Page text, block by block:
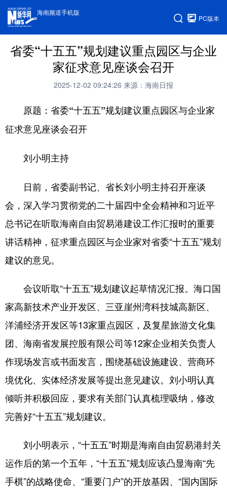
海南频道手机版
PC版本
省委“十五五”规划建议重点园区与企业
家征求意见座谈会召开
2025-12-02 09:24:26 来源：海南日报
原题：省委“十五五”规划建议重点园区与企业家
征求意见座谈会召开
刘小明主持
日前，省委副书记、省长刘小明主持召开座谈
会，深入学习贯彻党的二十届四中全会精神和习近平
总书记在听取海南自由贸易港建设工作汇报时的重要
讲话精神，征求重点园区与企业家对省委“十五五”规划
建议的意见。
会议听取“十五五”规划建议起草情况汇报。海口国
家高新技术产业开发区、三亚崖州湾科技城高新区、
洋浦经济开发区等13家重点园区，及复星旅游文化集
团、海南省发展控股有限公司等12家企业相关负责人
作现场发言或书面发言，围绕基础设施建设、营商环
境优化、实体经济发展等提出意见建议。刘小明认真
倾听并积极回应，要求有关部门认真梳理吸纳，修改
完善好“十五五”规划建议。
刘小明表示，“十五五”时期是海南自由贸易港封关
运作后的第一个五年，“十五五”规划应该凸显海南“先
手棋”的战略使命、“重要门户”的开放基因、“国内国际